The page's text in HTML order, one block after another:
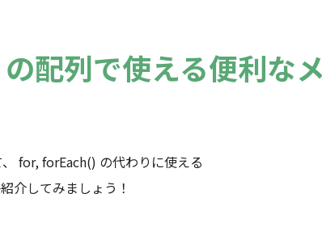
配列で使える便利な
for, forEach() の代わりに使える
介してみましょう！